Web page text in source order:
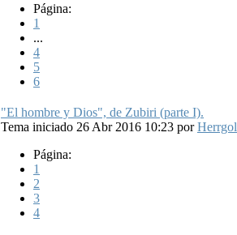
Página:
1
...
4
5
6
"El hombre y Dios", de Zubiri (parte I).
Tema iniciado 26 Abr 2016 10:23 por
Página:
1
2
3
4